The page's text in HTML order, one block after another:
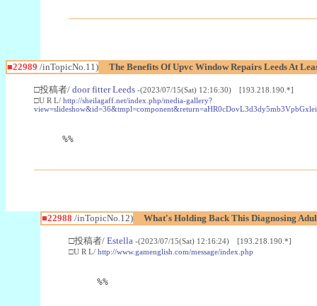
■22989 /inTopicNo.11) The Benefits Of Upvc Window Repairs Leeds At
□投稿者/ door fitter Leeds -(2023/07/15(Sat) 12:16:30) [193.218.190.*]
□U R L/ http://sheilagaff.net/index.php/media-gallery?
%%
■22988 /inTopicNo.12) What's Holding Back This Diagnosing
□投稿者/ Estella -(2023/07/15(Sat) 12:16:24) [193.218.190.*]
□U R L/ http://www.gamenglish.com/message/index.php
%%